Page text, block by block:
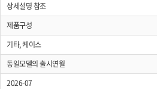
상세설명 참조
제품구성
기타, 케이스
동일모델의 출시연월
2026-07